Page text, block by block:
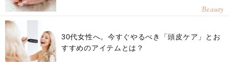
Beauty
30代女性へ。今すぐやるべき「頭皮ケア」とお
すすめのアイテムとは？